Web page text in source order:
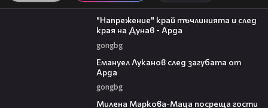
00:37
"Напрежение" край тъчлинията и след
края на Дунав - Арда
gongbg
Емануел Луканов след загубата от
Арда
gongbg
Милена Маркова-Маца посреща гости